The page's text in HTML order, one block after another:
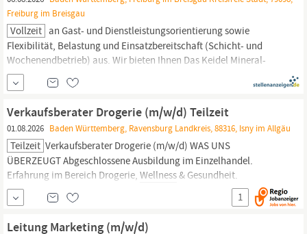
Freiburg im Breisgau
Vollzeit an Gast- und Dienstleistungsorientierung sowie
Flexibilität, Belastung und Einsatzbereitschaft (Schicht- und
Wochenendbetrieb) aus. Wir bieten Ihnen Das Keidel Mineral-
Thermalbad im Freiburger Mooswald ist mit jährlich über 500.000
Besucherinnen und Besuchern das führende
Verkaufsberater Drogerie (m/w/d) Teilzeit
01.08.2026 Baden Württemberg, Ravensburg Landkreis, 88316, Isny im Allgäu
Teilzeit Verkaufsberater Drogerie (m/w/d) WAS UNS
ÜBERZEUGT Abgeschlossene Ausbildung im Einzelhandel.
Erfahrung im Bereich Drogerie, Wellness& Gesundheit.
Serviceorientierung und Spaß im Kundenkontakt. Teamgeist und
höfliche Umgangsformen. Zeitliche Flexibilität. Bereitschaft für
Einsätze am Samstag. WAS SIE BEI UNS BEWEGEN Professionell
1
Leitung Marketing (m/w/d)